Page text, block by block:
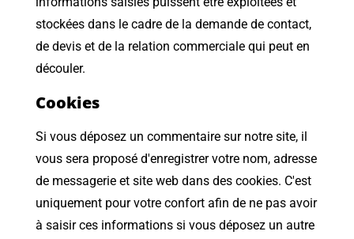
stockées dans le cadre de la demande de contact,
de devis et de la relation commerciale qui peut en
découler.
Cookies
Si vous déposez un commentaire sur notre site, il
vous sera proposé d'enregistrer votre nom, adresse
de messagerie et site web dans des cookies. C'est
uniquement pour votre confort afin de ne pas avoir
à saisir ces informations si vous déposez un autre